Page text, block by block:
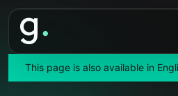
This page is also available in
Accueil>Localisations>Belgique